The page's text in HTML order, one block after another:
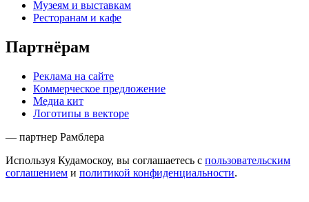
Музеям и выставкам
Ресторанам и кафе
Партнёрам
Реклама на сайте
Коммерческое предложение
Медиа кит
Логотипы в векторе
— партнер Рамблера
Используя Кудамоскоу, вы соглашаетесь с пользовательским
соглашением и политикой конфиденциальности.